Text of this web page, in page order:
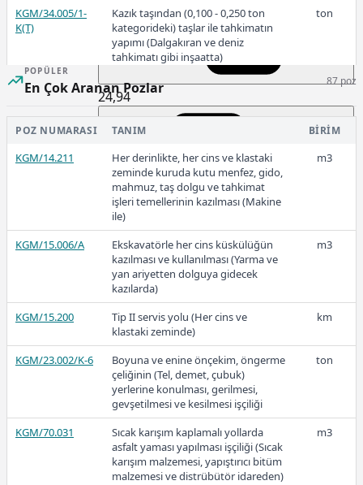
2023-1
2022-3
24,94
2022-2
22,73
14,44
KGM/34.005/1-
K(T)
Kazık taşından (0,100 - 0,250 ton
kategorideki) taşlar ile tahkimatın
yapımı (Dalgakıran ve deniz
tahkimatı gibi inşaatta)
ton
KGM/34.006/K
Ocak taşından (0 - 0,400 ton
kategorideki) taşlar ile tahkimatın
yapımı (Dalgakıran ve deniz
tahkimatı gibi inşaatta)
m3
KGM/34.006/K(T)
Ocak taşından (0 - 0,400 ton
kategorideki) taşlar ile tahkimatın
yapımı (Dalgakıran ve deniz
tahkimatı gibi inşaatta)
ton
KGM/34.006/1-K
Kazı taşından (0 - 0,400 ton
kategorideki) taşlar ile tahkimatın
yapımı (Dalgakıran ve deniz
tahkimatı gibi inşaatta)
m3
KGM/34.006/1-
K(T)
Kazı taşından (0 - 0,400 ton
kategorideki) taşlar ile tahkimatın
yapımı (Dalgakıran ve deniz
tahkimatı gibi inşaatta)
ton
Ocak taşından (0,250 - 0,400 ton
kategorideki) taşlar ile tahkimatın
yapımı (Dalgakıran ve deniz
tahkimatı gibi inşaatta)
POPÜLER
En Çok Aranan Pozlar 87 poz
POZ NUMARASI TANIM BIRIM
KGM/14.211
Her derinlikte, her cins ve klastaki
zeminde kuruda kutu menfez, gido,
mahmuz, taş dolgu ve tahkimat
işleri temellerinin kazılması (Makine
ile)
m3
KGM/15.006/A
Ekskavatörle her cins küskülüğün
kazılması ve kullanılması (Yarma ve
yan ariyetten dolguya gidecek
kazılarda)
m3
KGM/15.200
Tip II servis yolu (Her cins ve
klastaki zeminde)
km
KGM/23.002/K-6
Boyuna ve enine önçekim, öngerme
çeliğinin (Tel, demet, çubuk)
yerlerine konulması, gerilmesi,
gevşetilmesi ve kesilmesi işçiliği
ton
KGM/70.031
Sıcak karışım kaplamalı yollarda
asfalt yaması yapılması işçiliği (Sıcak
karışım malzemesi, yapıştırıcı bitüm
malzemesi ve distrübütör idareden)
m3